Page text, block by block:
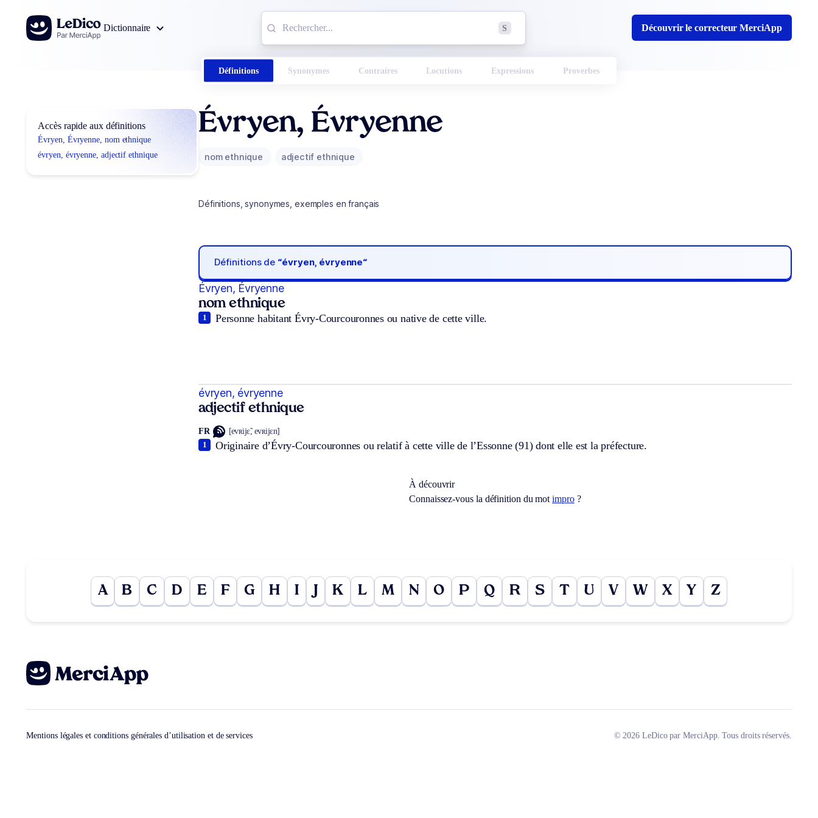
Aller au contenu
Dictionnaire
S Découvrir le correcteur MerciApp
Définitions Synonymes Contraires Locutions Expressions Proverbes
Accès rapide aux définitions
Évryen, Évryenne, nom ethnique
évryen, évryenne, adjectif ethnique
Évryen, Évryenne
nom ethnique adjectif ethnique
Définitions, synonymes, exemples en français
Définitions de “évryen, évryenne“
Évryen, Évryenne
nom ethnique
Personne habitant Évry-Courcouronnes ou native de cette ville.
1
évryen, évryenne
adjectif ethnique
FR [evʀijɛ̃, evʀijɛn]
Originaire d’Évry-Courcouronnes ou relatif à cette ville de l’Essonne (91) dont elle est la préfecture.
1
À découvrir
Connaissez-vous la définition du motimpro?
A B C D E F G H I K L M N O P Q R S T U V W X Y Z
Mentions légales et conditions générales d’utilisation et de services © 2026 LeDico par MerciApp. Tous droits réservés.